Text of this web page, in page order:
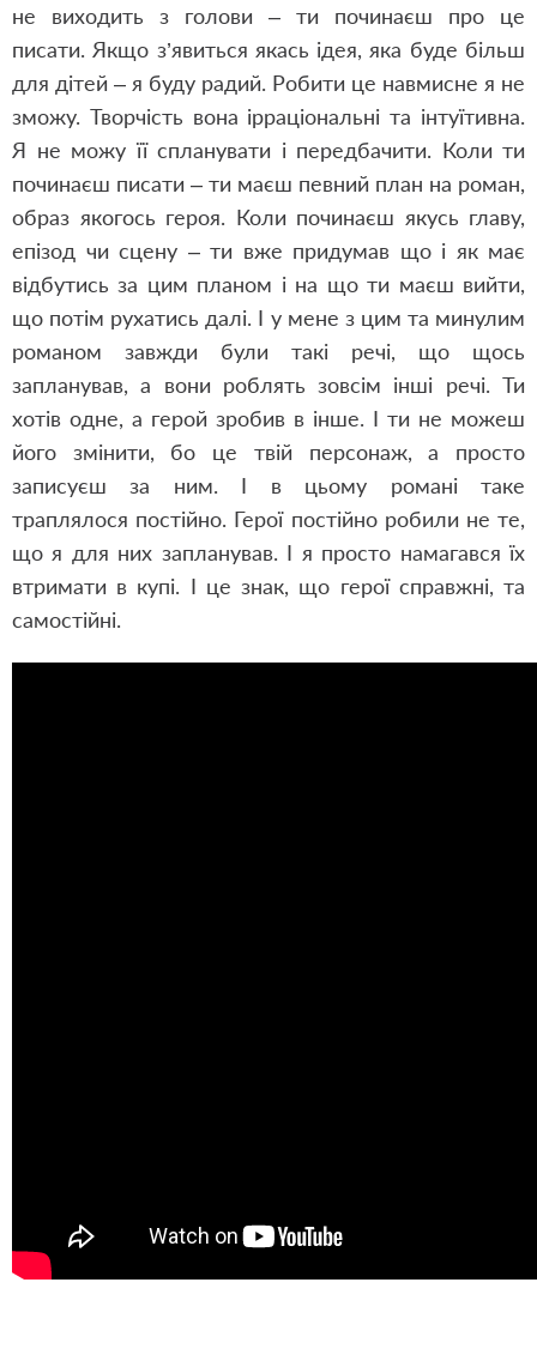
не виходить з голови – ти починаєш про це
писати. Якщо з’явиться якась ідея, яка буде більш
для дітей – я буду радий. Робити це навмисне я не
зможу. Творчість вона ірраціональні та інтуїтивна.
Я не можу її спланувати і передбачити. Коли ти
починаєш писати – ти маєш певний план на роман,
образ якогось героя. Коли починаєш якусь главу,
епізод чи сцену – ти вже придумав що і як має
відбутись за цим планом і на що ти маєш вийти,
що потім рухатись далі. І у мене з цим та минулим
романом завжди були такі речі, що щось
запланував, а вони роблять зовсім інші речі. Ти
хотів одне, а герой зробив в інше. І ти не можеш
його змінити, бо це твій персонаж, а просто
записуєш за ним. І в цьому романі таке
траплялося постійно. Герої постійно робили не те,
що я для них запланував. І я просто намагався їх
втримати в купі. І це знак, що герої справжні, та
самостійні.